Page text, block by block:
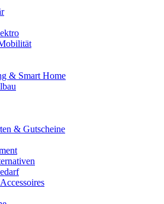
& Smart Home
& Gutscheine